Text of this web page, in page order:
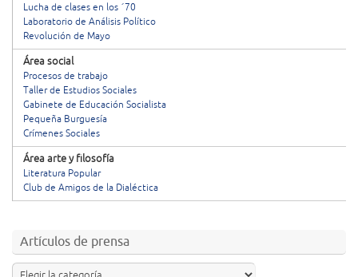
Lucha de clases en los ´70
Laboratorio de Análisis Político
Revolución de Mayo
Área social
Procesos de trabajo
Taller de Estudios Sociales
Gabinete de Educación Socialista
Pequeña Burguesía
Crímenes Sociales
Área arte y filosofía
Literatura Popular
Club de Amigos de la Dialéctica
Artículos de prensa